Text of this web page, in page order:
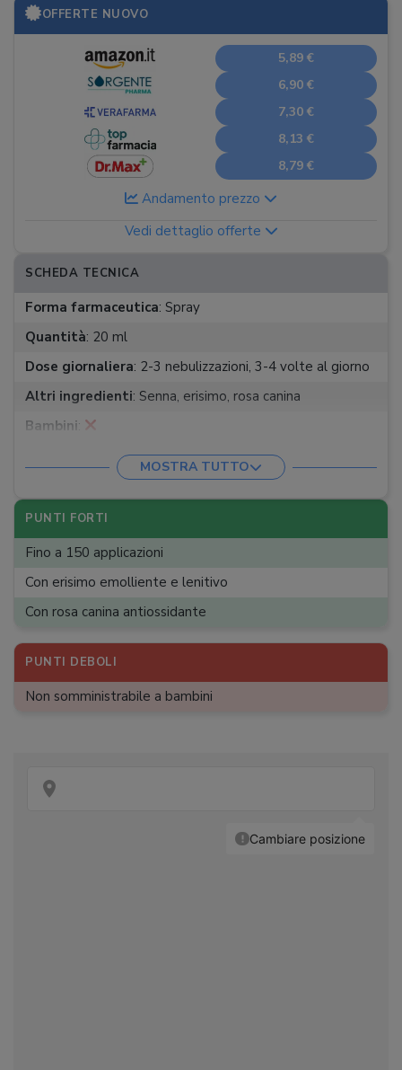
OFFERTE NUOVO
5,89 €
6,90 €
7,30 €
8,13 €
8,79 €
Andamento prezzo
Vedi dettaglio offerte
SCHEDA TECNICA
Forma farmaceutica: Spray
Quantità: 20 ml
Dose giornaliera: 2-3 nebulizzazioni, 3-4 volte al giorno
Altri ingredienti: Senna, erisimo, rosa canina
Bambini:
MOSTRA TUTTO
PUNTI FORTI
Fino a 150 applicazioni
Con erisimo emolliente e lenitivo
Con rosa canina antiossidante
PUNTI DEBOLI
Non somministrabile a bambini